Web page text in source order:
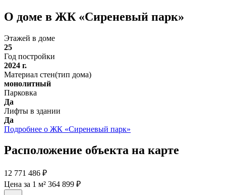
О доме в ЖК «Сиреневый парк»
Этажей в доме
25
Год постройки
2024 г.
Материал стен(тип дома)
монолитный
Парковка
Да
Лифты в здании
Да
Подробнее о ЖК «Сиреневый парк»
Расположение объекта на карте
12 771 486 ₽
Цена за 1 м² 364 899 ₽